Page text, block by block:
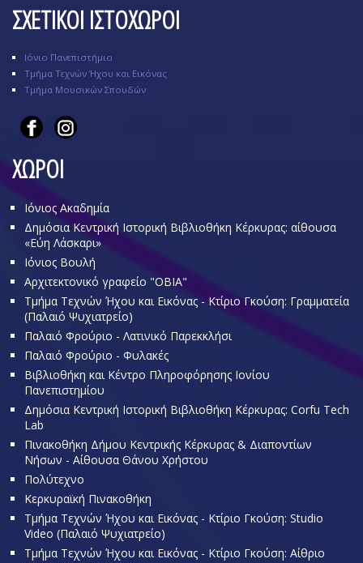
ΣΧΕΤΙΚΟΙ ΙΣΤΟΧΩΡΟΙ
Ιόνιο Πανεπιστήμιο
Τμήμα Τεχνών Ήχου και Εικόνας
Τμήμα Μουσικών Σπουδών
ΧΩΡΟΙ
Ιόνιος Ακαδημία
Δημόσια Κεντρική Ιστορική Βιβλιοθήκη Κέρκυρας: αίθουσα
«Εύη Λάσκαρι»
Ιόνιος Βουλή
Αρχιτεκτονικό γραφείο "OBIA"
Τμήμα Τεχνών Ήχου και Εικόνας - Κτίριο Γκούση: Γραμματεία
(Παλαιό Ψυχιατρείο)
Παλαιό Φρούριο - Λατινικό Παρεκκλήσι
Παλαιό Φρούριο - Φυλακές
Βιβλιοθήκη και Κέντρο Πληροφόρησης Ιονίου
Πανεπιστημίου
Δημόσια Κεντρική Ιστορική Βιβλιοθήκη Κέρκυρας: Corfu Tech
Lab
Πινακοθήκη Δήμου Κεντρικής Κέρκυρας & Διαποντίων
Νήσων - Αίθουσα Θάνου Χρήστου
Πολύτεχνο
Κερκυραϊκή Πινακοθήκη
Τμήμα Τεχνών Ήχου και Εικόνας - Κτίριο Γκούση: Studio
Video (Παλαιό Ψυχιατρείο)
Τμήμα Τεχνών Ήχου και Εικόνας - Κτίριο Γκούση: Αίθριο